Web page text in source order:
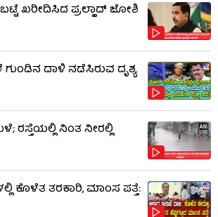
ಖರೀದಿಸಿದ ಪ್ರಲ್ಹಾದ್ ಜೋಶಿ
ದಾಳಿ ನಡೆಸಿರುವ ದೃಶ್ಯ
ರಸ್ತೆಯಲ್ಲಿ ನಿಂತ ನೀರಲ್ಲಿ
ಕೊಳೆತ ತರಕಾರಿ, ಮಾಂಸ ಪತ್ತೆ: